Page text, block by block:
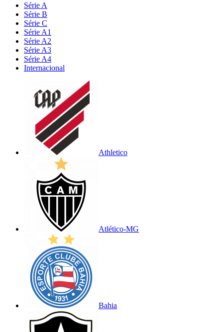
Série A
Série B
Série C
Série A1
Série A2
Série A3
Série A4
Internacional
Athletico
Atlético-MG
Bahia